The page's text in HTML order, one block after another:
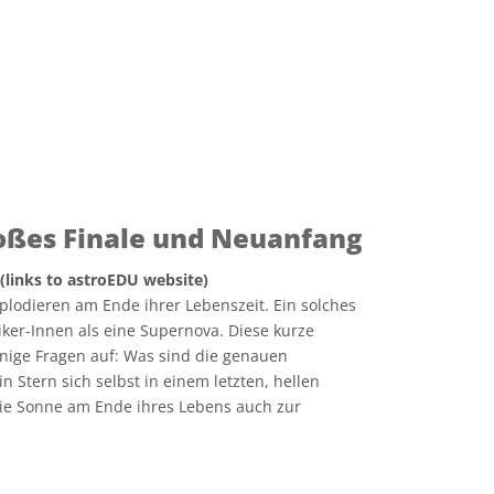
Finale und Neuanfang
to astroEDU website)
am Ende ihrer Lebenszeit. Ein solches
Innen als eine Supernova. Diese kurze
Fragen auf: Was sind die genauen
Stern sich selbst in einem letzten, hellen
Sonne am Ende ihres Lebens auch zur